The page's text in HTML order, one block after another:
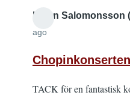
Helen Salomonsson
ago
Chopinkonserten
TACK för en fantastisk